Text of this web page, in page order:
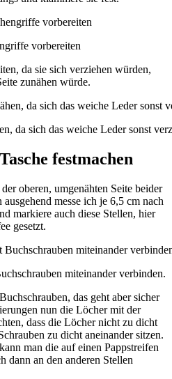
vorbereiten
da sie sich verziehen würden,
zunähen würde.
da sich das weiche Leder sonst
festmachen
oberen, umgenähten Seite beider
messe ich je 6,5 cm nach
markiere auch diese Stellen, hier
gesetzt.
miteinander verbinden.
das geht aber sicher
nun die Löcher mit der
dass die Löcher nicht zu dicht
zu dicht aneinander sitzen.
man die auf einen Pappstreifen
dann an den anderen Stellen